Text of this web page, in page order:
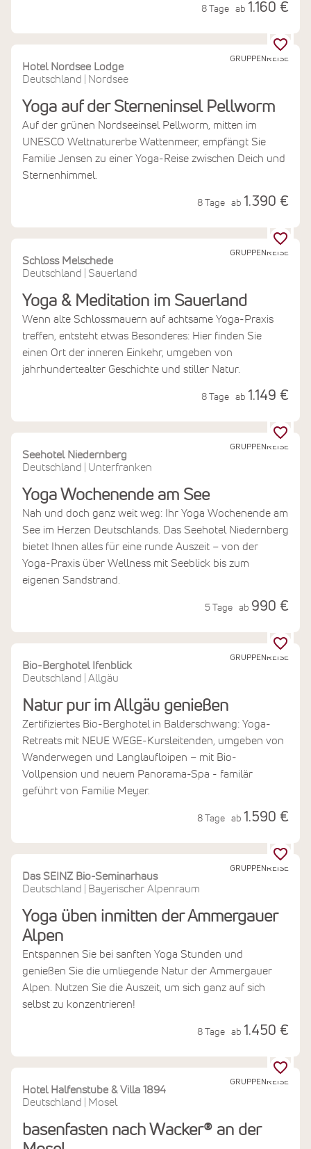
8 Tage ab 1.160 €
GRUPPENREISE
Hotel Nordsee Lodge
Deutschland
Nordsee
Yoga auf der Sterneninsel Pellworm
Auf der grünen Nordseeinsel Pellworm, mitten im
UNESCO Weltnaturerbe Wattenmeer, empfängt Sie
Familie Jensen zu einer Yoga-Reise zwischen Deich und
Sternenhimmel.
8 Tage ab 1.390 €
GRUPPENREISE
Schloss Melschede
Deutschland
Sauerland
Yoga & Meditation im Sauerland
Wenn alte Schlossmauern auf achtsame Yoga-Praxis
treffen, entsteht etwas Besonderes: Hier finden Sie
einen Ort der inneren Einkehr, umgeben von
jahrhundertealter Geschichte und stiller Natur.
8 Tage ab 1.149 €
GRUPPENREISE
Seehotel Niedernberg
Deutschland
Unterfranken
Yoga Wochenende am See
Nah und doch ganz weit weg: Ihr Yoga Wochenende am
See im Herzen Deutschlands. Das Seehotel Niedernberg
bietet Ihnen alles für eine runde Auszeit – von der
Yoga-Praxis über Wellness mit Seeblick bis zum
eigenen Sandstrand.
5 Tage ab 990 €
GRUPPENREISE
Bio-Berghotel Ifenblick
Deutschland
Allgäu
Natur pur im Allgäu genießen
Zertifiziertes Bio-Berghotel in Balderschwang: Yoga-
Retreats mit NEUE WEGE-Kursleitenden, umgeben von
Wanderwegen und Langlaufloipen – mit Bio-
Vollpension und neuem Panorama-Spa - familär
geführt von Familie Meyer.
8 Tage ab 1.590 €
GRUPPENREISE
Das SEINZ Bio-Seminarhaus
Deutschland
Bayerischer Alpenraum
Yoga üben inmitten der Ammergauer
Alpen
Entspannen Sie bei sanften Yoga Stunden und
genießen Sie die umliegende Natur der Ammergauer
Alpen. Nutzen Sie die Auszeit, um sich ganz auf sich
selbst zu konzentrieren!
8 Tage ab 1.450 €
GRUPPENREISE
Hotel Halfenstube & Villa 1894
Deutschland
Mosel
basenfasten nach Wacker® an der